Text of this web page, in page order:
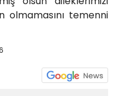
olmamasını temenni